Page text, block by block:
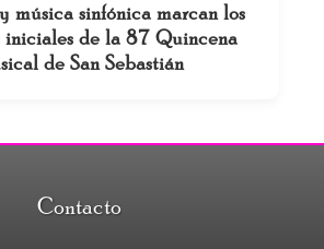
música sinfónica marcan los
iniciales de la 87 Quincena
de San Sebastián
Contacto